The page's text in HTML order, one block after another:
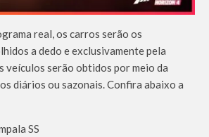
real, os carros serão os
a dedo e exclusivamente pela
veículos serão obtidos por meio da
diários ou sazonais. Confira abaixo a
SS